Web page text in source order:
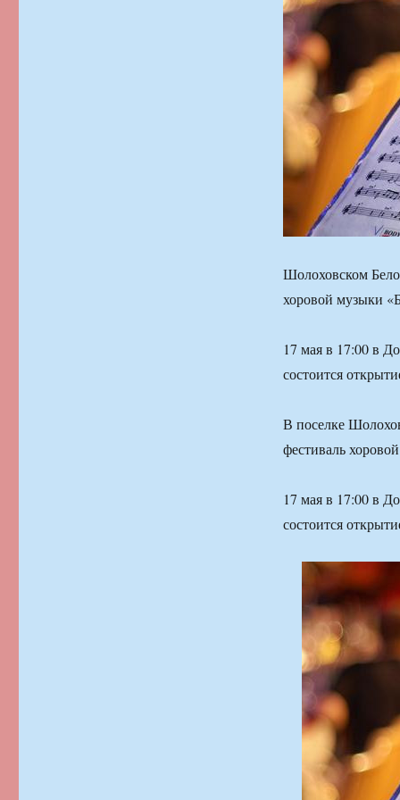
Шолоховском
хоровой музыки
17 мая в 17:00 в
состоится
В поселке
фестиваль
17 мая в 17:00 в
состоится